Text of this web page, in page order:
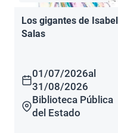
Los gigantes de Isabel
Salas
01/07/2026al
31/08/2026
Biblioteca Pública
del Estado